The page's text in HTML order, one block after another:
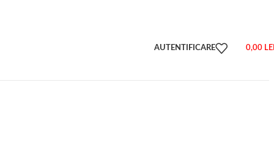
AUTENTIFICARE 0,00